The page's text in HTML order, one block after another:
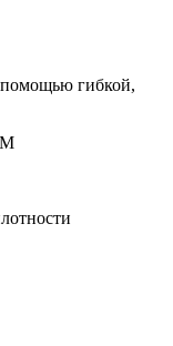
помощью гибкой,